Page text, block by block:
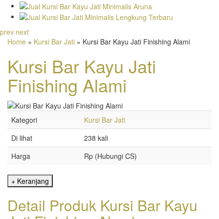
prev next
Home » Kursi Bar Jati » Kursi Bar Kayu Jati Finishing Alami
Kursi Bar Kayu Jati
Finishing Alami
Kategori
Kursi Bar Jati
Di lihat
238 kali
Harga
Rp (Hubungi CS)
Detail Produk Kursi Bar Kayu